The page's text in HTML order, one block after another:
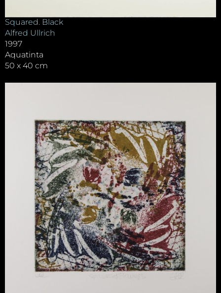
Squared. Black
Alfred Ullrich
1997
Aquatinta
50 x 40 cm